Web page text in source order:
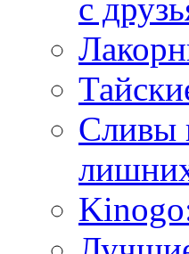
с
Сливы